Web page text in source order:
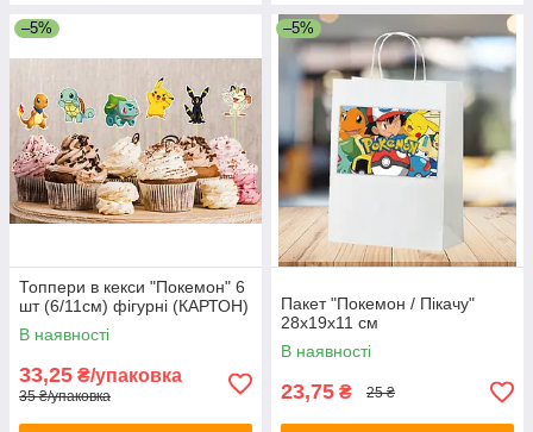
–5%
Топпери в кекси "Покемон" 6
шт (6/11см) фігурні (КАРТОН)
В наявності
33,25 ₴/упаковка
35 ₴/упаковка
–5%
Пакет "Покемон / Пікачу"
28х19х11 см
В наявності
23,75 ₴ 25 ₴